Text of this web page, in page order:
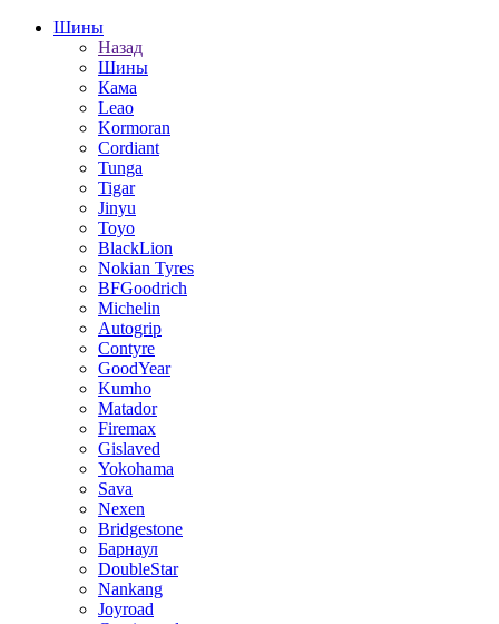
Шины
Назад
Шины
Кама
Leao
Kormoran
Cordiant
Tunga
Tigar
Jinyu
Toyo
BlackLion
Nokian Tyres
BFGoodrich
Michelin
Autogrip
Contyre
GoodYear
Kumho
Matador
Firemax
Gislaved
Yokohama
Sava
Nexen
Bridgestone
Барнаул
DoubleStar
Nankang
Joyroad